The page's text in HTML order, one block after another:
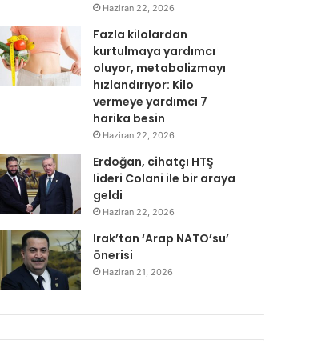
Haziran 22, 2026
Fazla kilolardan
kurtulmaya yardımcı
oluyor, metabolizmayı
hızlandırıyor: Kilo
vermeye yardımcı 7
harika besin
Haziran 22, 2026
Erdoğan, cihatçı HTŞ
lideri Colani ile bir araya
geldi
Haziran 22, 2026
Irak’tan ‘Arap NATO’su’
önerisi
Haziran 21, 2026